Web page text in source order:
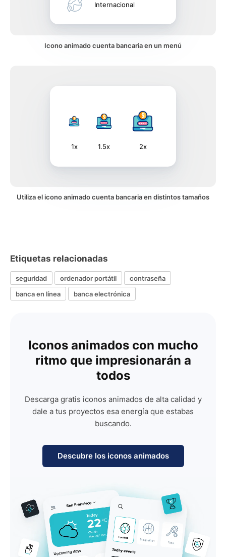
Internacional
Icono animado cuenta bancaria en un menú
1x 1.5x 2x
Utiliza el icono animado cuenta bancaria en distintos tamaños
Etiquetas relacionadas
seguridad ordenador portátil
contraseña
banca en línea
banca electrónica
Iconos animados con mucho
ritmo que impresionarán a
todos
Descarga gratis iconos animados de alta calidad y
dale a tus proyectos esa energía que estabas
buscando.
Descubre los iconos animados